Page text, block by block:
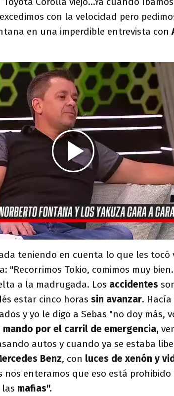
con la velocidad pero
en una imperdible entrevista con
teniendo en cuenta lo que les tocó
"Recorrimos Tokio, comimos muy bien.
a la madrugada. Los accidentes
estar cinco horas sin avanzar.
y yo le digo a Sebas "no doy más,
mando por el carril de emergencia,
autos y cuando ya se estaba
Benz, con luces de xenón y
nos enteramos que eso está prohibido
mafias".